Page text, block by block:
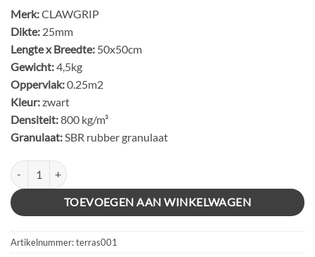
Merk:CLAWGRIP
Dikte: 25mm
Lengte x Breedte: 50x50cm
Gewicht:4,5kg
Oppervlak:0.25m2
Kleur:zwart
Densiteit:800 kg/m³
Granulaat:SBR rubber granulaat
RUBBER TEGELS 50x50x2,5cm (MET NOP) aantal
TOEVOEGEN AAN WINKELWAGEN
Artikelnummer:terras001